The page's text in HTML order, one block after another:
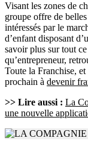
Visant les zones de
groupe offre de
intéressés par le
d’enfant disposant
savoir plus sur tout
qu’entrepreneur,
Toute la Franchise,
prochain à devenir
>> Lire aussi : La
une nouvelle